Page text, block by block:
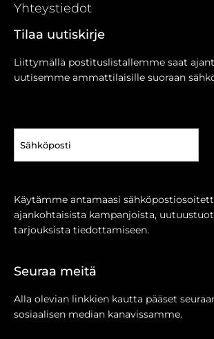
Yhteystiedot
Tilaa uutiskirje
Liittymällä postituslistallemme saat
uutisemme ammattilaisille suoraan
(Pakollinen)
Käytämme antamaasi
ajankohtaisista kampanjoista,
tarjouksista tiedottamiseen.
Seuraa meitä
Alla olevian linkkien kautta pääset
sosiaalisen median kanavissamme.